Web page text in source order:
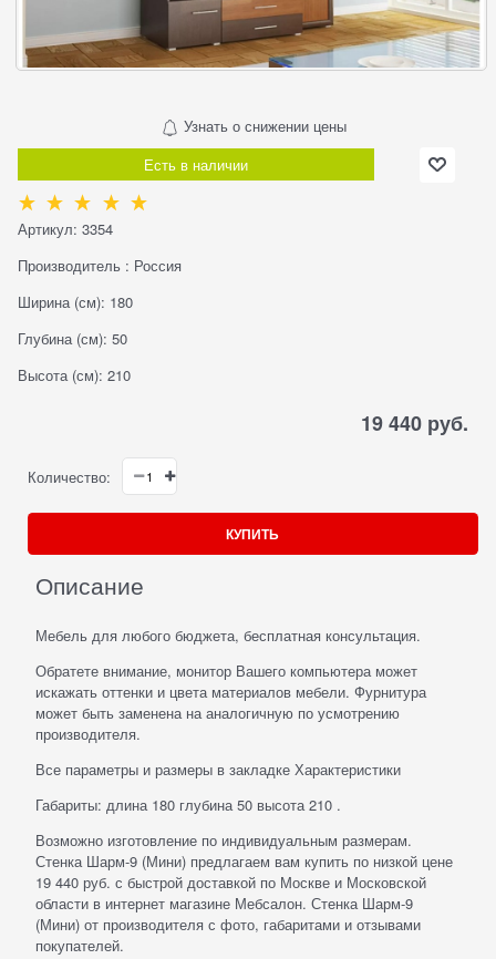
Узнать о снижении цены
Есть в наличии
Артикул: 3354
Производитель : Россия
Ширина (см): 180
Глубина (см): 50
Высота (см): 210
19 440 руб.
Количество:
КУПИТЬ
Описание
Мебель для любого бюджета, бесплатная консультация.
Обратете внимание, монитор Вашего компьютера может
искажать оттенки и цвета материалов мебели. Фурнитура
может быть заменена на аналогичную по усмотрению
производителя.
Все параметры и размеры в закладке Характеристики
Габариты: длина 180 глубина 50 высота 210 .
Возможно изготовление по индивидуальным размерам.
Стенка Шарм-9 (Мини) предлагаем вам купить по низкой цене
19 440 руб. с быстрой доставкой по Москве и Московской
области в интернет магазине Мебсалон. Стенка Шарм-9
(Мини) от производителя с фото, габаритами и отзывами
покупателей.